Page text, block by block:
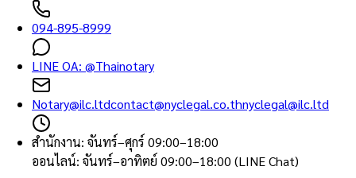
094-895-8999
LINE OA: @Thainotary
Notary@ilc.ltdcontact@nyclegal.co.thnyclegal@ilc.ltd
สำนักงาน: จันทร์–ศุกร์ 09:00–18:00
ออนไลน์: จันทร์–อาทิตย์ 09:00–18:00 (LINE Chat)